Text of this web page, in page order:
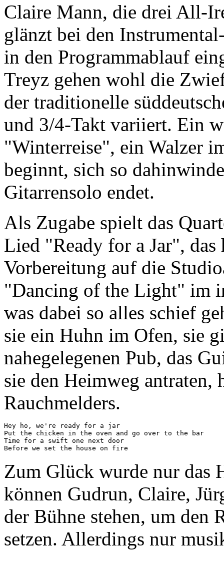
Claire Mann, die drei All-
glänzt bei den
in den Programmablauf
Treyz gehen wohl die
der traditionelle
und 3/4-Takt variiert. Ein
"Winterreise", ein Walzer
beginnt, sich so
Gitarrensolo endet.
Als Zugabe spielt das
Lied "Ready for a Jar",
Vorbereitung auf die
"Dancing of the Light" im
was dabei so alles schief
sie ein Huhn im Ofen, sie
nahegelegenen Pub, das
sie den Heimweg antraten,
Rauchmelders.
Hey ho, we're ready for a jar
Put the chicken in the oven and go over to the bar
Time for a swift one next door
Zum Glück wurde nur das
können Gudrun, Claire,
der Bühne stehen, um den
setzen. Allerdings nur